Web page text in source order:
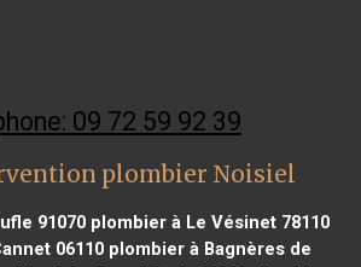
09 72 59 92 39
plombier Noisiel
91070 plombier à Le Vésinet 78110
06110plombier à Bagnères de